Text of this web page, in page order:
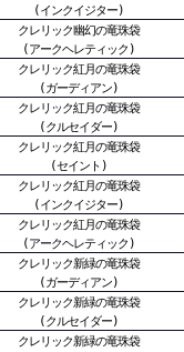
(インクイジター)
クレリック幽幻の竜珠袋
(アークヘレティック)
クレリック紅月の竜珠袋
(ガーディアン)
クレリック紅月の竜珠袋
(クルセイダー)
クレリック紅月の竜珠袋
(セイント)
クレリック紅月の竜珠袋
(インクイジター)
クレリック紅月の竜珠袋
(アークヘレティック)
クレリック新緑の竜珠袋
(ガーディアン)
クレリック新緑の竜珠袋
(クルセイダー)
クレリック新緑の竜珠袋